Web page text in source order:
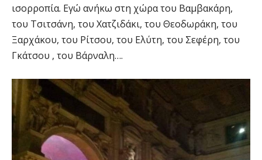
ισορροπία. Εγώ ανήκω στη χώρα του Βαμβακάρη,
του Τσιτσάνη, του Χατζιδάκι, του Θεοδωράκη, του
Ξαρχάκου, του Ρίτσου, του Ελύτη, του Σεφέρη, του
Γκάτσου , του Βάρναλη….